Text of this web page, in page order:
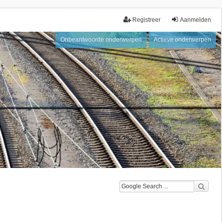
Aanmelden
Registreer
Onbeantwoorde onderwerpen Actieve onderwerpen